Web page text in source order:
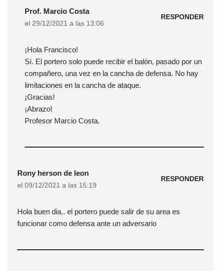
Prof. Marcio Costa
el 29/12/2021 a las 13:06
RESPONDER
¡Hola Francisco!
Sí. El portero solo puede recibir el balón, pasado por un
compañero, una vez en la cancha de defensa. No hay
limitaciones en la cancha de ataque.
¡Gracias!
¡Abrazo!
Profesor Marcio Costa.
Rony herson de leon
el 09/12/2021 a las 15:19
RESPONDER
Hola buen dia.. el portero puede salir de su area es
funcionar como defensa ante un adversario